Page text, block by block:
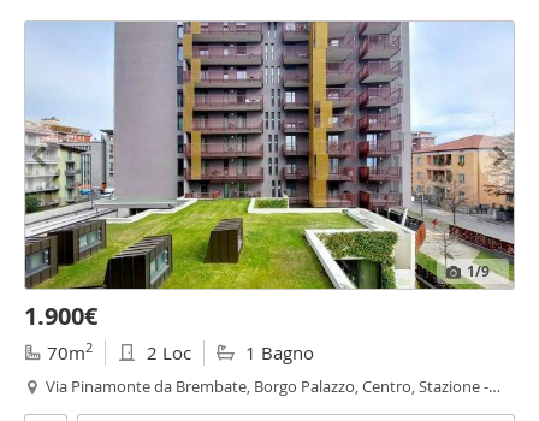
1/9
1.900€
70m2 2 Loc 1 Bagno
Via Pinamonte da Brembate, Borgo Palazzo, Centro, Stazione -